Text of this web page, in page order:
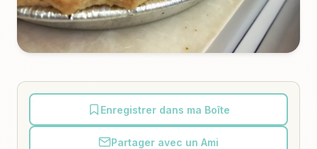
Enregistrer dans ma Boîte
Partager avec un Ami